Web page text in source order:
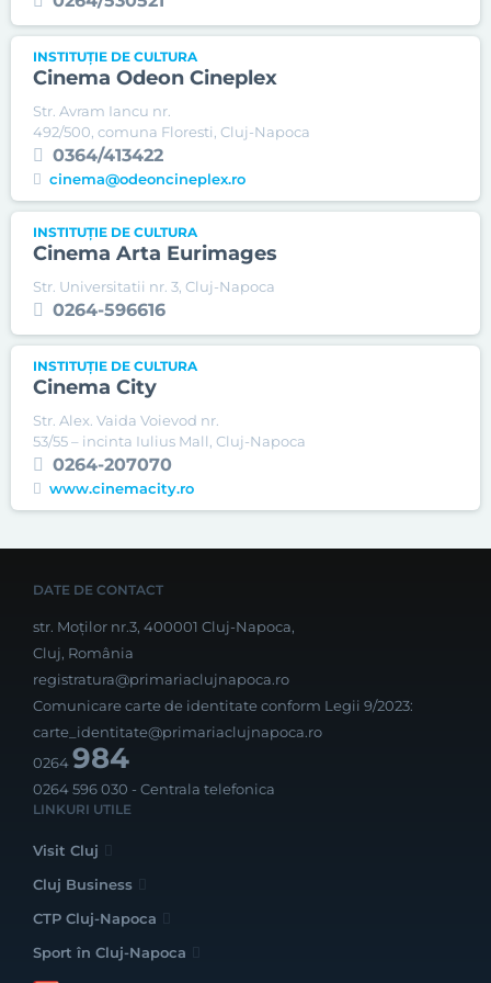
INSTITUȚIE DE CULTURA
Cinema Odeon Cineplex
Str. Avram Iancu nr.
492/500, comuna Floresti, Cluj-Napoca
0364/413422
cinema@odeoncineplex.ro
INSTITUȚIE DE CULTURA
Cinema Arta Eurimages
Str. Universitatii nr. 3, Cluj-Napoca
0264-596616
INSTITUȚIE DE CULTURA
Cinema City
Str. Alex. Vaida Voievod nr.
53/55 – incinta Iulius Mall, Cluj-Napoca
0264-207070
www.cinemacity.ro
DATE DE CONTACT
str. Moților nr.3, 400001 Cluj-Napoca,
Cluj, România
registratura@primariaclujnapoca.ro
Comunicare carte de identitate conform Legii 9/2023:
carte_identitate@primariaclujnapoca.ro
0264984
0264 596 030 - Centrala telefonica
LINKURI UTILE
Visit Cluj
Cluj Business
CTP Cluj-Napoca
Sport în Cluj-Napoca